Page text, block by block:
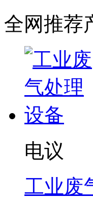
全网推荐
电议
工业废